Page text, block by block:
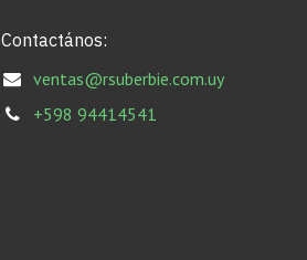
Contactános:
ventas@rsuberbie.com.uy
+598 94414541